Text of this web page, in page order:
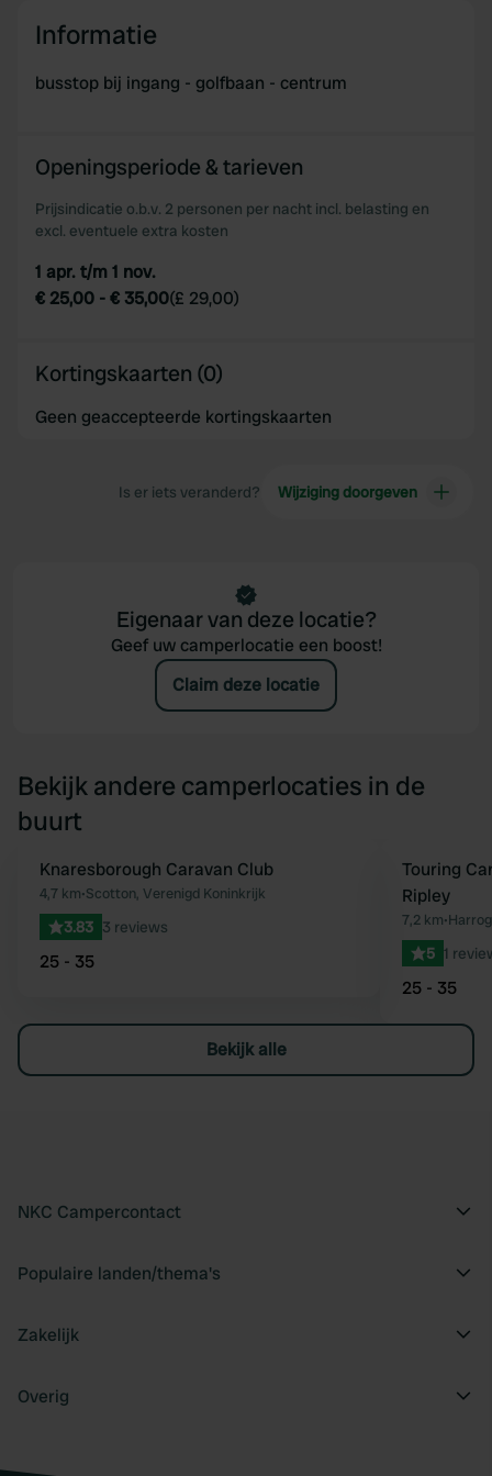
Informatie
busstop bij ingang - golfbaan - centrum
Openingsperiode & tarieven
Prijsindicatie o.b.v. 2 personen per nacht incl. belasting en
excl. eventuele extra kosten
1 apr. t/m 1 nov.
€ 25,00 -€ 35,00(£ 29,00)
Kortingskaarten (0)
Geen geaccepteerde kortingskaarten
Is er iets veranderd? Wijziging doorgeven
Eigenaar van deze locatie?
Geef uw camperlocatie een boost!
Claim deze locatie
Bekijk andere camperlocaties in de
buurt
Favoriet
Knaresborough Caravan Club
4,7 km•Scotton, Verenigd Koninkrijk
3.83 3 reviews
25 - 35
Touring
Ripley
7,2 km•
5 1
25 - 35
Bekijk alle
NKC Campercontact
Populaire landen/thema's
Zakelijk
Overig